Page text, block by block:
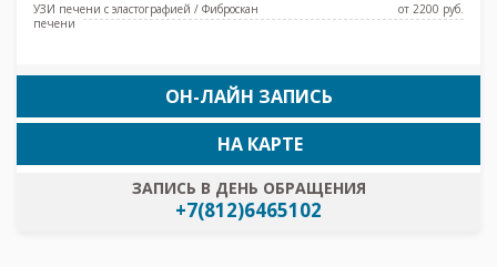
УЗИ печени с эластографией / Фиброскан
печени
от 2200 pуб.
ОН-ЛАЙН ЗАПИСЬ
ЗАПИСЬ В ДЕНЬ ОБРАЩЕНИЯ
+7(812)6465102
НА КАРТЕ